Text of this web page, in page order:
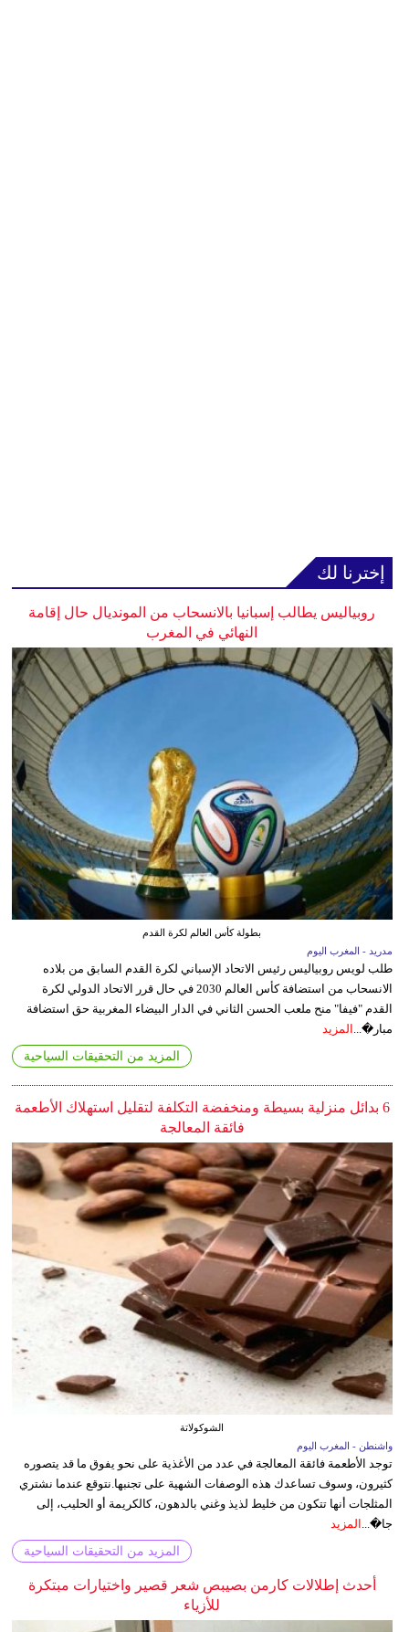
إخترنا لك
روبياليس يطالب إسبانيا بالانسحاب من المونديال حال إقامة
النهائي في المغرب
بطولة كأس العالم لكرة القدم
مدريد - المغرب اليوم
طلب لويس روبياليس رئيس الاتحاد الإسباني لكرة القدم السابق من بلاده
الانسحاب من استضافة كأس العالم 2030 في حال قرر الاتحاد الدولي لكرة
القدم "فيفا" منح ملعب الحسن الثاني في الدار البيضاء المغربية حق استضافة
مبار�...
المزيد
المزيد من التحقيقات السياحية
6 بدائل منزلية بسيطة ومنخفضة التكلفة لتقليل استهلاك الأطعمة
فائقة المعالجة
الشوكولاتة
واشنطن - المغرب اليوم
توجد الأطعمة فائقة المعالجة في عدد من الأغذية على نحو يفوق ما قد يتصوره
كثيرون، وسوف تساعدك هذه الوصفات الشهية على تجنبها.نتوقع عندما نشتري
المثلجات أنها تتكون من خليط لذيذ وغني بالدهون، كالكريمة أو الحليب، إلى
جا�... المزيد
المزيد من التحقيقات السياحية
أحدث إطلالات كارمن بصيبص شعر قصير واختيارات مبتكرة
للأزياء